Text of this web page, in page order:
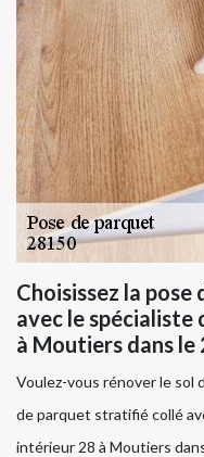
Choisissez la
avec le
à Moutiers dans le
Voulez-vous rénover le sol
de parquet stratifié collé
intérieur 28 à Moutiers